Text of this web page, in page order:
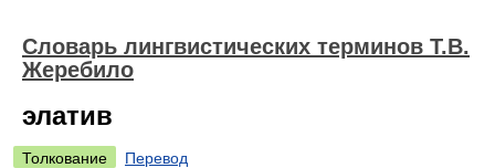
Словарь лингвистических терминов Т.В.
Жеребило
элатив
Толкование
Перевод